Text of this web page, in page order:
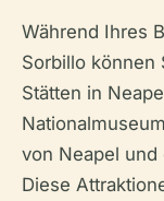
Während Ihres
Sorbillo können
Stätten in
von Neapel und
Diese